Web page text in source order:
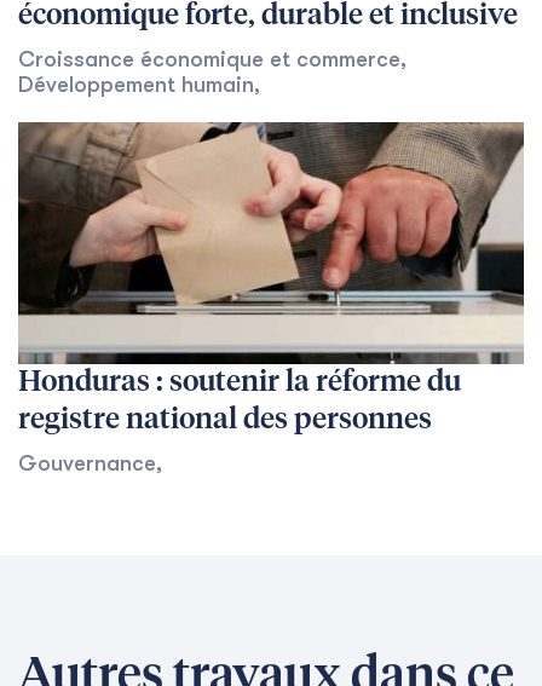
économique forte, durable et inclusive
Croissance économique et commerce,
Développement humain,
Honduras : soutenir la réforme du
registre national des personnes
Gouvernance,